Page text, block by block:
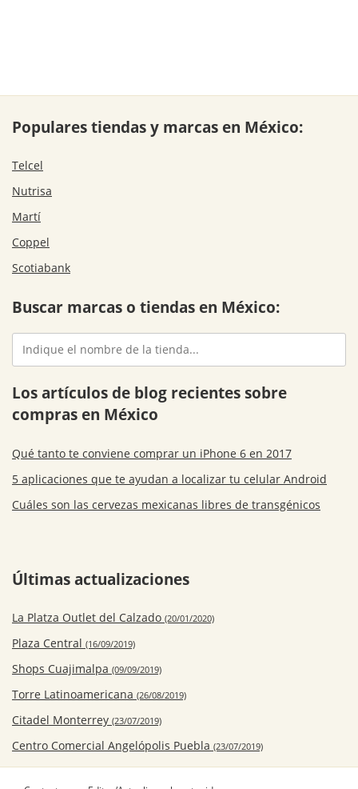
Populares tiendas y marcas en México:
Telcel
Nutrisa
Martí
Coppel
Scotiabank
Buscar marcas o tiendas en México:
Los artículos de blog recientes sobre
compras en México
Qué tanto te conviene comprar un iPhone 6 en 2017
5 aplicaciones que te ayudan a localizar tu celular Android
Cuáles son las cervezas mexicanas libres de transgénicos
Últimas actualizaciones
La Platza Outlet del Calzado (20/01/2020)
Plaza Central (16/09/2019)
Shops Cuajimalpa (09/09/2019)
Torre Latinoamericana (26/08/2019)
Citadel Monterrey (23/07/2019)
Centro Comercial Angelópolis Puebla (23/07/2019)